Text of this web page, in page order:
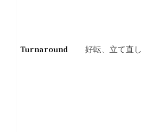
Turnaround 好転、立て直し